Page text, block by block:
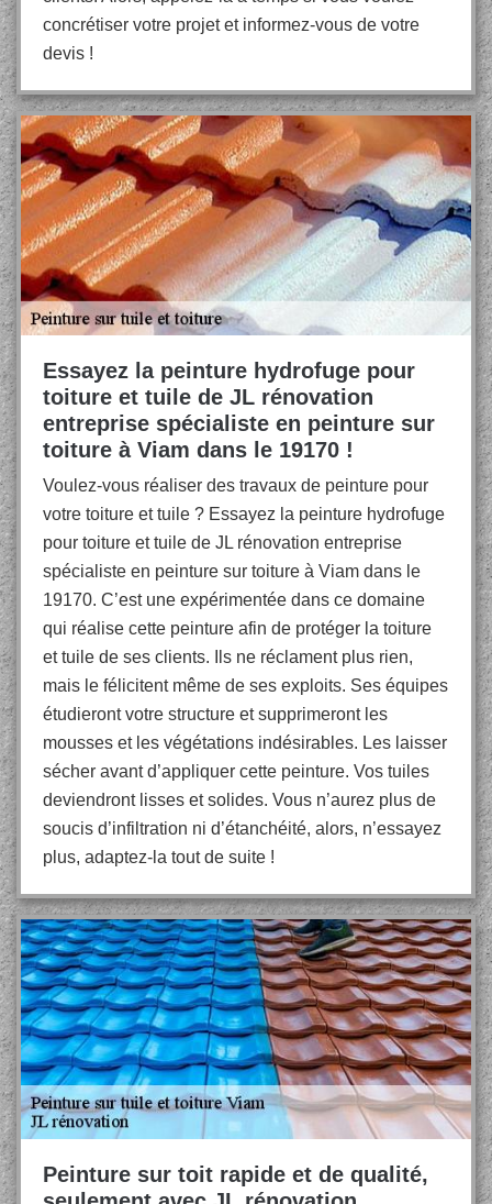
concrétiser votre projet et informez-vous de votre
devis !
Essayez la peinture hydrofuge pour
toiture et tuile de JL rénovation
entreprise spécialiste en peinture sur
toiture à Viam dans le 19170 !
Voulez-vous réaliser des travaux de peinture pour
votre toiture et tuile ? Essayez la peinture hydrofuge
pour toiture et tuile de JL rénovation entreprise
spécialiste en peinture sur toiture à Viam dans le
19170. C’est une expérimentée dans ce domaine
qui réalise cette peinture afin de protéger la toiture
et tuile de ses clients. Ils ne réclament plus rien,
mais le félicitent même de ses exploits. Ses équipes
étudieront votre structure et supprimeront les
mousses et les végétations indésirables. Les laisser
sécher avant d’appliquer cette peinture. Vos tuiles
deviendront lisses et solides. Vous n’aurez plus de
soucis d’infiltration ni d’étanchéité, alors, n’essayez
plus, adaptez-la tout de suite !
Peinture sur toit rapide et de qualité,